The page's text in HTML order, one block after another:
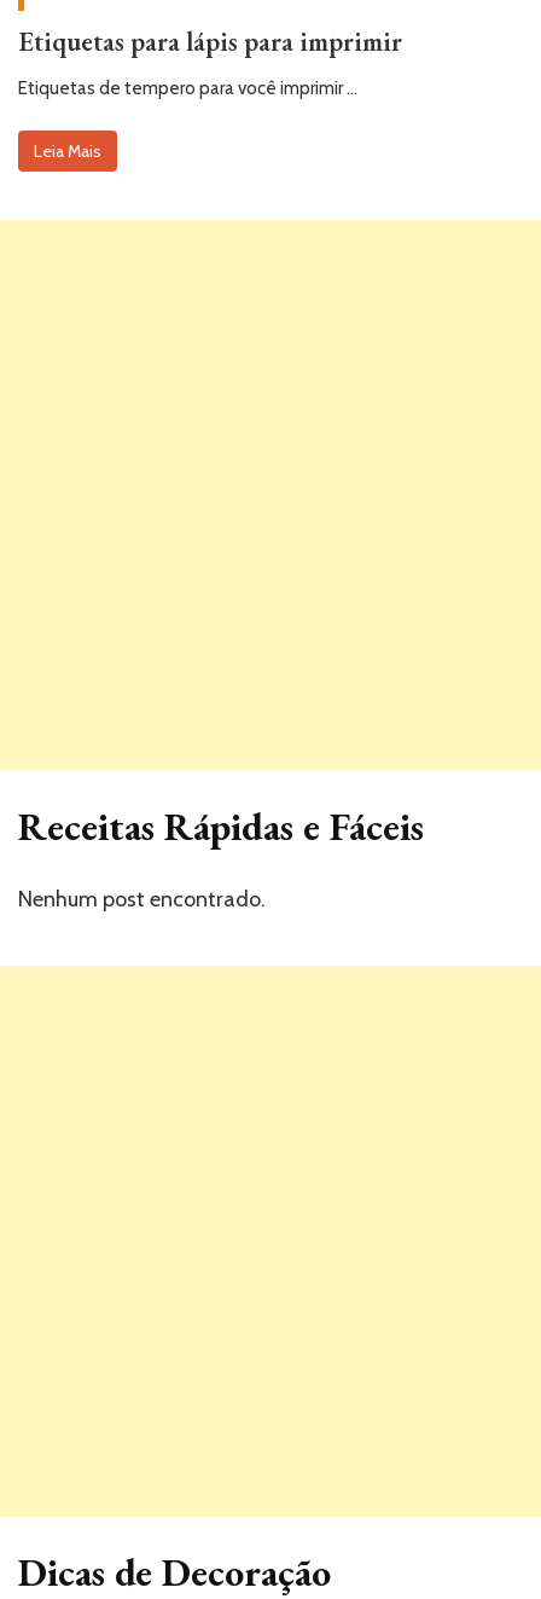
Etiquetas para lápis para imprimir
Etiquetas de tempero para você imprimir …
Leia Mais
Receitas Rápidas e Fáceis
Nenhum post encontrado.
Dicas de Decoração